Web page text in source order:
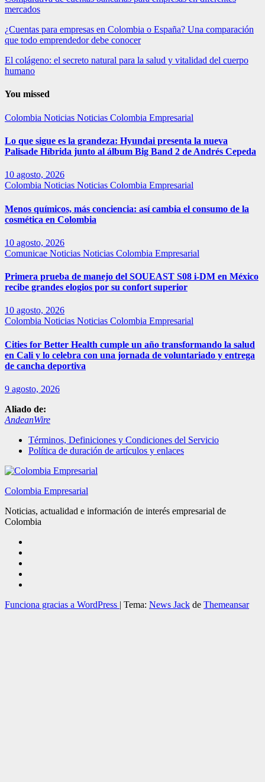
mercados
¿Cuentas para empresas en Colombia o España? Una comparación
que todo emprendedor debe conocer
El colágeno: el secreto natural para la salud y vitalidad del cuerpo
humano
You missed
Colombia Noticias Noticias Colombia Empresarial
Lo que sigue es la grandeza: Hyundai presenta la nueva
Palisade Híbrida junto al álbum Big Band 2 de Andrés Cepeda
10 agosto, 2026
Colombia Noticias Noticias Colombia Empresarial
Menos químicos, más conciencia: así cambia el consumo de la
cosmética en Colombia
10 agosto, 2026
Comunicae Noticias Noticias Colombia Empresarial
Primera prueba de manejo del SOUEAST S08 i-DM en México
recibe grandes elogios por su confort superior
10 agosto, 2026
Colombia Noticias Noticias Colombia Empresarial
Cities for Better Health cumple un año transformando la salud
en Cali y lo celebra con una jornada de voluntariado y entrega
de cancha deportiva
9 agosto, 2026
Aliado de:
AndeanWire
Términos, Definiciones y Condiciones del Servicio
Política de duración de artículos y enlaces
Colombia Empresarial
Noticias, actualidad e información de interés empresarial de
Colombia
Funciona gracias a WordPress | Tema: News Jack de Themeansar